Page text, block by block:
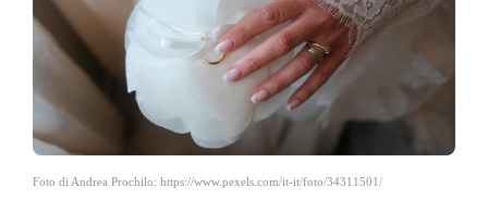
Foto di Andrea Prochilo: https://www.pexels.com/it-it/foto/34311501/